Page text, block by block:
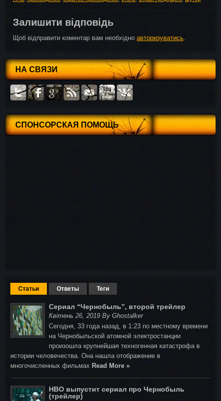
Залишити відповідь
Щоб відправити коментар вам необхідно авторизуватись.
НА СВЯЗИ
СПОНСОРСКАЯ ПОМОЩЬ
Статьи Ответы Теги
Сериал “Чернобыль”, второй трейлер
Квітень 26, 2019 By Ghostalker
Сегодня, 33 года назад, в 1:23 по местному времени
на Чернобыльской атомной электростанции
произошла крупнейшая техногенная катастрофа в
истории человечества. Она нашла отображение в
многочисленных фильмах Read More »
HBO выпустит сериал про Чернобыль
(трейлер)